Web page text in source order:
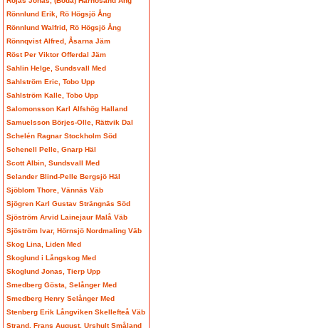
Rönnlund Erik, Rö Högsjö Ång
Rönnlund Walfrid, Rö Högsjö Ång
Rönnqvist Alfred, Åsarna Jäm
Röst Per Viktor Offerdal Jäm
Sahlin Helge, Sundsvall Med
Sahlström Eric, Tobo Upp
Sahlström Kalle, Tobo Upp
Salomonsson Karl Alfshög Halland
Samuelsson Börjes-Olle, Rättvik Dal
Schelén Ragnar Stockholm Söd
Schenell Pelle, Gnarp Häl
Scott Albin, Sundsvall Med
Selander Blind-Pelle Bergsjö Häl
Sjöblom Thore, Vännäs Väb
Sjögren Karl Gustav Strängnäs Söd
Sjöström Arvid Lainejaur Malå Väb
Sjöström Ivar, Hörnsjö Nordmaling Väb
Skog Lina, Liden Med
Skoglund i Långskog Med
Skoglund Jonas, Tierp Upp
Smedberg Gösta, Selånger Med
Smedberg Henry Selånger Med
Stenberg Erik Långviken Skellefteå Väb
Strand, Frans August, Urshult Småland